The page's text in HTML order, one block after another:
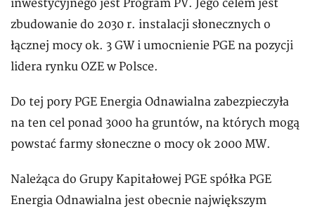
inwestycyjnego jest Program PV. Jego celem jest
zbudowanie do 2030 r. instalacji słonecznych o
łącznej mocy ok. 3 GW i umocnienie PGE na pozycji
lidera rynku OZE w Polsce.
Do tej pory PGE Energia Odnawialna zabezpieczyła
na ten cel ponad 3000 ha gruntów, na których mogą
powstać farmy słoneczne o mocy ok 2000 MW.
Należąca do Grupy Kapitałowej PGE spółka PGE
Energia Odnawialna jest obecnie największym